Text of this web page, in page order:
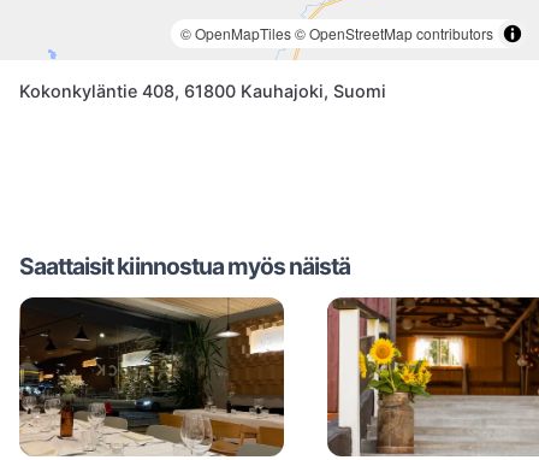
© OpenMapTiles© OpenStreetMap contributors
Kokonkyläntie 408, 61800 Kauhajoki, Suomi
Saattaisit kiinnostua myös näistä